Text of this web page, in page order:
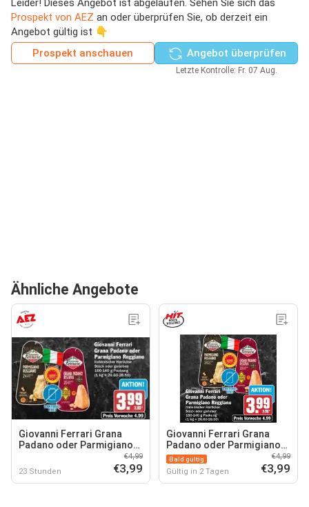
Prospekt von AEZ an oder überprüfen Sie, ob derzeit ein
Angebot gültig ist 👇
Prospekt anschauen
Angebot überprüfen
Letzte Kontrolle: Fr. 07 Aug.
Ähnliche Angebote
Giovanni Ferrari Grana
Padano oder Parmigiano
23 Stunden
€4,99
€3,99
Giovanni Ferrari Grana
Padano oder Parmigiano
Reggiano
Bald gültig
Gültig in 2 Tagen
€4,99
€3,99